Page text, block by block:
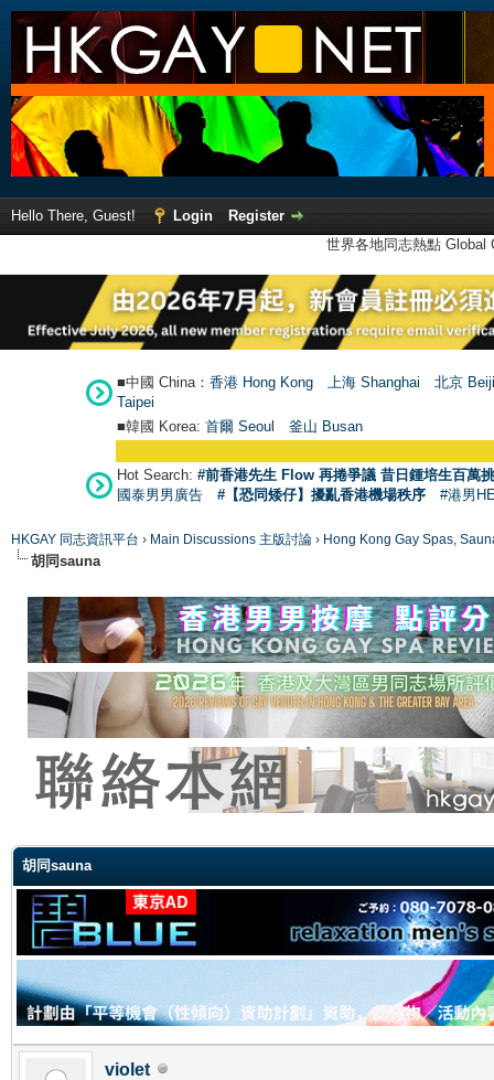
Hello There, Guest! Login
Register
世界各地同志熱點
■中國 China： 香港 Hong Kong 上海 Shanghai
北京
Taipei
■韓國 Korea: 首爾 Seoul 釜山 Busan
Hot Search: #前香港先生 Flow 再捲爭議 昔日鍾培生百萬
國泰男男廣告
#【恐同矮仔】擾亂香港機場秩序 #港男
HKGAY 同志資訊平台 › Main Discussions 主版討論 › Hong Kong Gay Spas,
胡同sauna
胡同sauna
violet